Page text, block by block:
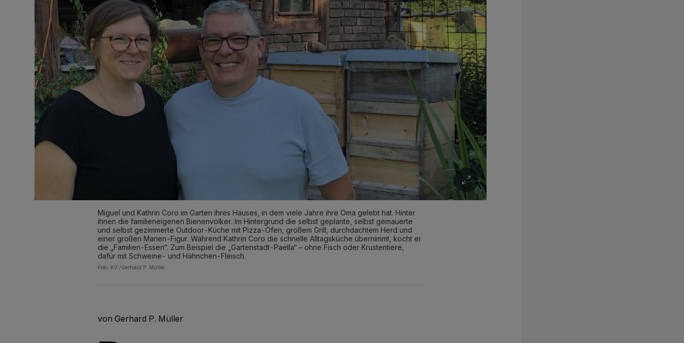
Miguel und Kathrin Coro im Garten ihres Hauses, in dem viele Jahre ihre Oma gelebt hat. Hinter
ihnen die familieneigenen Bienenvölker. Im Hintergrund die selbst geplante, selbst gemauerte
und selbst gezimmerte Outdoor-Küche mit Pizza-Ofen, großem Grill, durchdachtem Herd und
einer großen Marien-Figur. Während Kathrin Coro die schnelle Alltagsküche übernimmt, kocht er
die „Familien-Essen“. Zum Beispiel die „Gartenstadt-Paella“ – ohne Fisch oder Krustentiere,
dafür mit Schweine- und Hähnchen-Fleisch.
Foto: KV./Gerhard P. Müller
von Gerhard P. Müller